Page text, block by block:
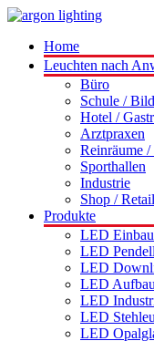
Home
Leuchten nach
Büro
Schule /
Hotel /
Arztpraxen
Reinräume
Sporthallen
Industrie
Shop / Retail
Produkte
LED
LED
LED
LED
LED
LED
LED